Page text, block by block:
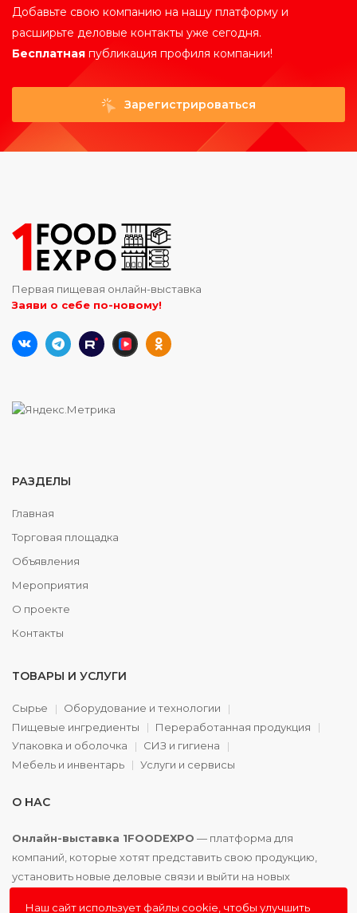
Добавьте свою компанию на нашу платформу и
расширьте деловые контакты уже сегодня.
Бесплатная публикация профиля компании!
Зарегистрироваться
Первая пищевая онлайн-выставка
Заяви о себе по-новому!
РАЗДЕЛЫ
Главная
Торговая площадка
Объявления
Мероприятия
О проекте
Контакты
ТОВАРЫ И УСЛУГИ
Сырье
Оборудование и технологии
Пищевые ингредиенты
Переработанная продукция
Упаковка и оболочка
СИЗ и гигиена
Мебель и инвентарь
Услуги и сервисы
О НАС
Онлайн-выставка 1FOODEXPO — платформа для
компаний, которые хотят представить свою продукцию,
установить новые деловые связи и выйти на новых
Наш сайт использует файлы cookie, чтобы улучшить